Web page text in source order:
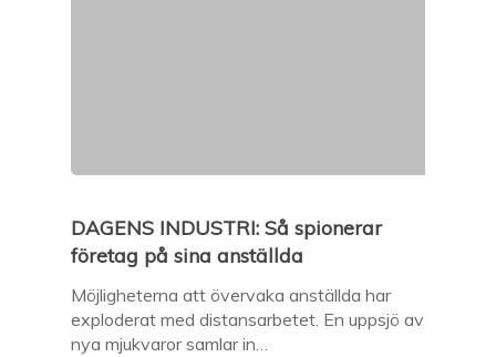
DAGENS INDUSTRI: Så spionerar
företag på sina anställda
Möjligheterna att övervaka anställda har
exploderat med distansarbetet. En uppsjö av
nya mjukvaror samlar in…